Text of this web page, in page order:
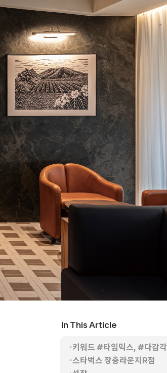
In This Article
키워드 #타임믹스, #다감각
스타벅스 장충라운지R점